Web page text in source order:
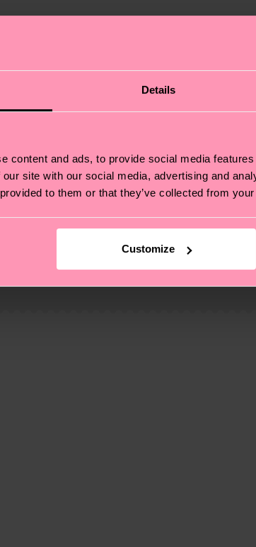
Details
content and ads, to provide social media
site with our social media, advertising and
to them or that they’ve collected from
Customize
Polyamide, 1% Elastane
– es geht auch um eine ethische
Tipps und Tricks findest du auf unserer
unsere länderspezifische
einen Richtwert handelt und die genaue